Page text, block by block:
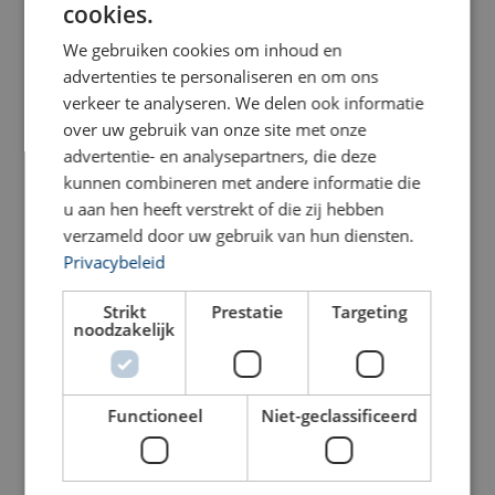
Powertex gieterijhaak FH
Powertex inkorthaak GH |
Oog | grade 10
Bekijk product
cookies.
We gebruiken cookies om inhoud en
advertenties te personaliseren en om ons
verkeer te analyseren. We delen ook informatie
over uw gebruik van onze site met onze
advertentie- en analysepartners, die deze
kunnen combineren met andere informatie die
u aan hen heeft verstrekt of die zij hebben
verzameld door uw gebruik van hun diensten.
Privacybeleid
Strikt
noodzakelijk
Prestatie Targeting
Functioneel Niet-geclassificeerd